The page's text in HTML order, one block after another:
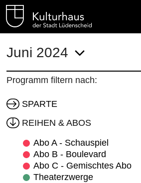
Juni 2024
Programm filtern nach:
SPARTE
REIHEN & ABOS
Abo A - Schauspiel
Abo B - Boulevard
Abo C - Gemischtes Abo
Theaterzwerge